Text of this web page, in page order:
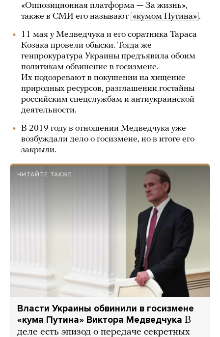
«Оппозиционная платформа — За жизнь»,
также в СМИ его называют «кумом Путина» .
11 мая у Медведчука и его соратника Тараса
Козака провели обыски. Тогда же
генпрокуратура Украины предъявила обоим
политикам обвинение в госизмене.
Их подозревают в покушении на хищение
природных ресурсов, разглашении гостайны
российским спецслужбам и антиукраинской
деятельности.
В 2019 году в отношении Медведчука уже
возбуждали дело о госизмене, но в итоге его
закрыли.
ЧИТАЙТЕ ТАКЖЕ
Власти Украины обвинили в госизмене
«кума Путина» Виктора Медведчука В
деле есть эпизод о передаче секретных